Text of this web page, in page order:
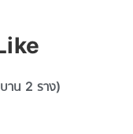
าน 2 ราง)